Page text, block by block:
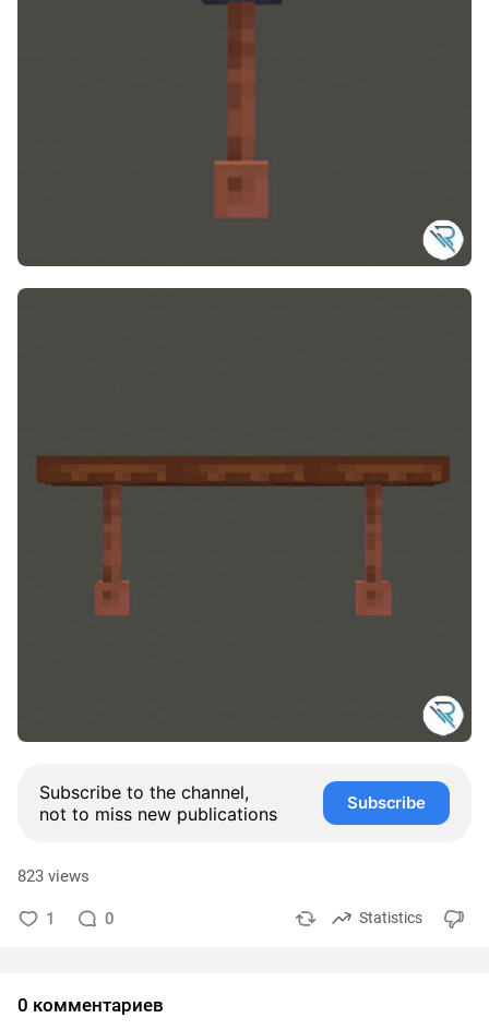
Subscribe to the channel,
not to miss new publications
Subscribe
823 views
1 0 Statistics
0 комментариев